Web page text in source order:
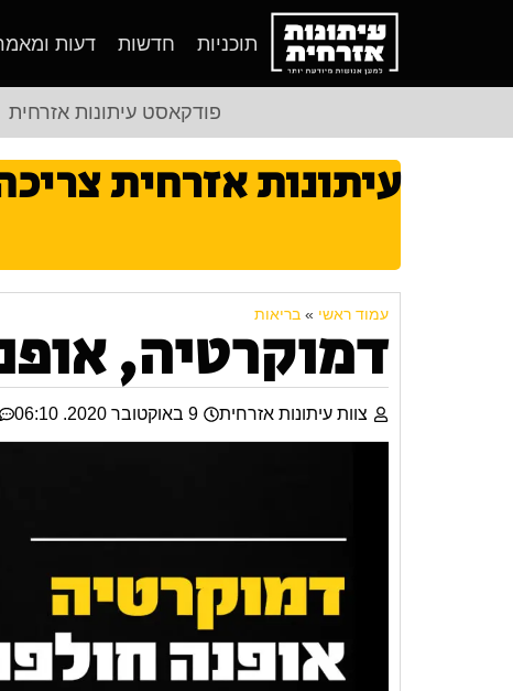
תוכניות חדשות דעות
פודקאסט עיתונות אזרחית
עיתונות אזרחית
עמוד ראשי » בריאות
דמוקרטיה,
צוות עיתונות אזרחית 9 באוקטובר 2020. 06:10